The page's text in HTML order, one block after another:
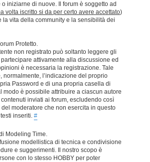
iniziarne di nuove. Il forum è soggetto ad
volta iscritto si da per certo avere accettato)
la vita della community e la sensibilità dei
Protetto.
non registrato può soltanto leggere gli
attivamente alla discussione ed
è necessaria la registrazione. Tale
normalmente, l’indicazione del proprio
Password e di una propria casella di
modo è possibile attribuire a ciascun autore
inviati ai forum, escludendo così
moderatore che non esercita in questo
inseriti. #
Modeling Time.
modellistica di tecnica e condivisione
e suggerimenti. Il nostro scopo è
con lo stesso HOBBY per poter